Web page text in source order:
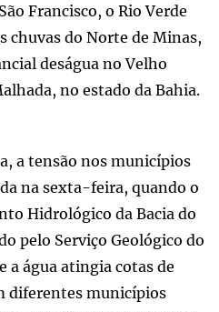
Francisco, o Rio Verde
chuvas do Norte de Minas,
deságua no Velho
no estado da Bahia.
a tensão nos municípios
na sexta-feira, quando o
Hidrológico da Bacia do
pelo Serviço Geológico do
a água atingia cotas de
diferentes municípios